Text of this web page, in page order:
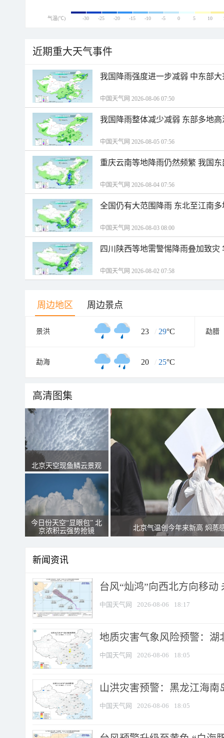
气温(℃) -30 -25 -20 -15 -10 -5 0 5 10
近期重大天气事件
我国降雨强度进一步减弱 中东部
中国天气网 2026-08-06 07:50
我国降雨整体减少减弱 东部多地
中国天气网 2026-08-05 07:56
重庆云南等地降雨仍然频繁 我国
中国天气网 2026-08-04 07:56
全国仍有大范围降雨 东北至江南
中国天气网 2026-08-03 08:00
四川陕西等地需警惕降雨叠加致
中国天气网 2026-08-02 07:58
周边地区 周边景点
景洪 23 / 29°C 勐腊
勐海 20 / 25°C
高清图集
北京天空现鱼鳞云景观
今日份天空“显眼包” 北
京浓积云强势抢镜
北京气温创今年来新高 焖蒸
新闻资讯
台风“灿鸿”向西北方向移动
中国天气网 2026-08-06 18:17
地质灾害气象风险预警：湖
中国天气网 2026-08-06 18:05
山洪灾害预警：黑龙江海
中国天气网 2026-08-06 18:05